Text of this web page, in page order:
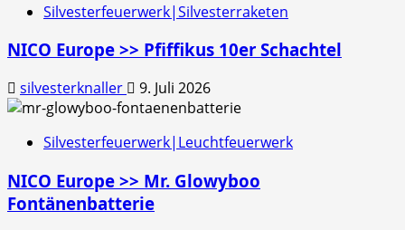
Silvesterfeuerwerk|Silvesterraketen
NICO Europe >> Pfiffikus 10er Schachtel
silvesterknaller 9. Juli 2026
Silvesterfeuerwerk|Leuchtfeuerwerk
NICO Europe >> Mr. Glowyboo
Fontänenbatterie